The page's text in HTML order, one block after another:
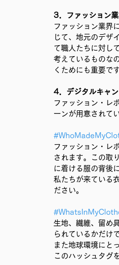
3．ファッション
ファッション業界
じて、地元のデザ
て職人たちに対し
考えているものな
くためにも重要です
4．デジタルキャ
ファッション・レ
ーンが用意されて
ファッション・レ
されます。この取
に着ける服の背後
私たちが来ている
ださい。
生地、繊維、留め
られているかだけ
また地球環境にと
このハッシュタグ